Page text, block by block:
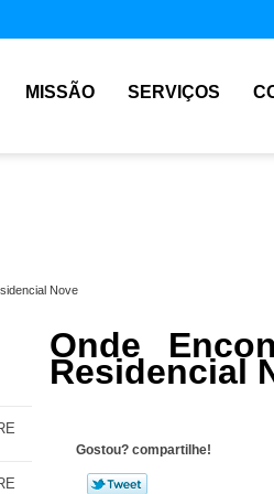
MISSÃO SERVIÇOS
Nove
Onde
Residencial
Gostou? compartilhe!